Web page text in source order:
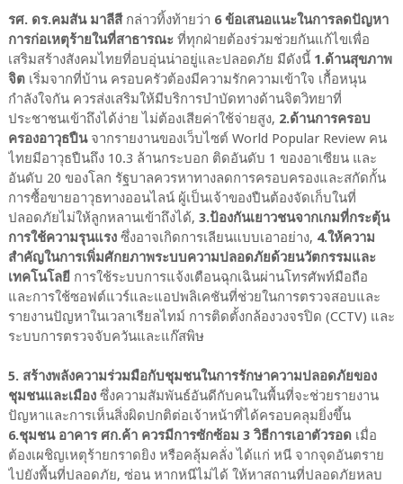
รศ. ดร.คมสัน มาลีสี กล่าวทิ้งท้ายว่า 6 ข้อเสนอแนะในการลดปัญหา
การก่อเหตุร้ายในที่สาธารณะที่ทุกฝ่ายต้องร่วมช่วยกันแก้ไขเพื่อ
เสริมสร้างสังคมไทยที่อบอุ่นน่าอยู่และปลอดภัย มีดังนี้ 1.ด้านสุขภาพ
จิตเริ่มจากที่บ้าน ครอบครัวต้องมีความรักความเข้าใจ เกื้อหนุน
กำลังใจกัน ควรส่งเสริมให้มีบริการบำบัดทางด้านจิตวิทยาที่
ประชาชนเข้าถึงได้ง่าย ไม่ต้องเสียค่าใช้จ่ายสูง, 2.ด้านการครอบ
ครองอาวุธปืน จากรายงานของเว็บไซต์ World Popular Review คน
ไทยมีอาวุธปืนถึง 10.3 ล้านกระบอก ติดอันดับ 1 ของอาเซียน และ
อันดับ 20 ของโลก รัฐบาลควรหาทางลดการครอบครองและสกัดกั้น
การซื้อขายอาวุธทางออนไลน์ ผู้เป็นเจ้าของปืนต้องจัดเก็บในที่
ปลอดภัยไม่ให้ลูกหลานเข้าถึงได้, 3.ป้องกันเยาวชนจากเกมที่กระตุ้น
การใช้ความรุนแรงซึ่งอาจเกิดการเลียนแบบเอาอย่าง, 4.ให้ความ
สำคัญในการเพิ่มศักยภาพระบบความปลอดภัยด้วยนวัตกรรมและ
เทคโนโลยีการใช้ระบบการแจ้งเตือนฉุกเฉินผ่านโทรศัพท์มือถือ
และการใช้ซอฟต์แวร์และแอปพลิเคชันที่ช่วยในการตรวจสอบและ
รายงานปัญหาในเวลาเรียลไทม์ การติดตั้งกล้องวงจรปิด (CCTV) และ
ระบบการตรวจจับควันและแก๊สพิษ
5. สร้างพลังความร่วมมือกับชุมชนในการรักษาความปลอดภัยของ
ชุมชนและเมืองซึ่งความสัมพันธ์อันดีกับคนในพื้นที่จะช่วยรายงาน
ปัญหาและการเห็นสิ่งผิดปกติต่อเจ้าหน้าที่ได้ครอบคลุมยิ่งขึ้น
6.ชุมชน อาคาร ศก.ค้า ควรมีการซักซ้อม 3 วิธีการเอาตัวรอดเมื่อ
ต้องเผชิญเหตุร้ายกราดยิง หรือคลุ้มคลั่ง ได้แก่ หนี จากจุดอันตราย
ไปยังพื้นที่ปลอดภัย, ซ่อน หากหนีไม่ได้ ให้หาสถานที่ปลอดภัยหลบ